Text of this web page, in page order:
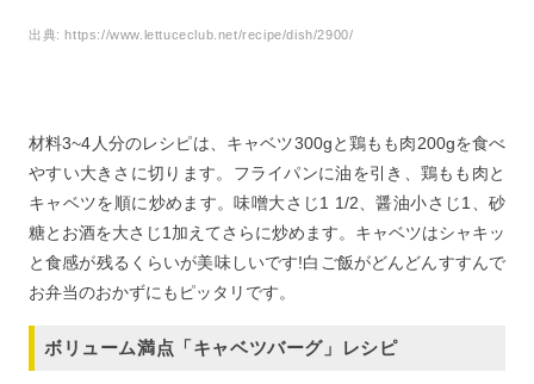
出典:https://www.lettuceclub.net/recipe/dish/2900/
材料3~4人分のレシピは、キャベツ300gと鶏もも肉200gを食べ
やすい大きさに切ります。フライパンに油を引き、鶏もも肉と
キャベツを順に炒めます。味噌大さじ1 1/2、醤油小さじ1、砂
糖とお酒を大さじ1加えてさらに炒めます。キャベツはシャキッ
と食感が残るくらいが美味しいです!白ご飯がどんどんすすんで
お弁当のおかずにもピッタリです。
ボリューム満点「キャベツバーグ」レシピ